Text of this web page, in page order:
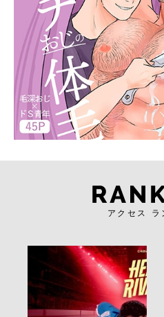
アクセス ラ